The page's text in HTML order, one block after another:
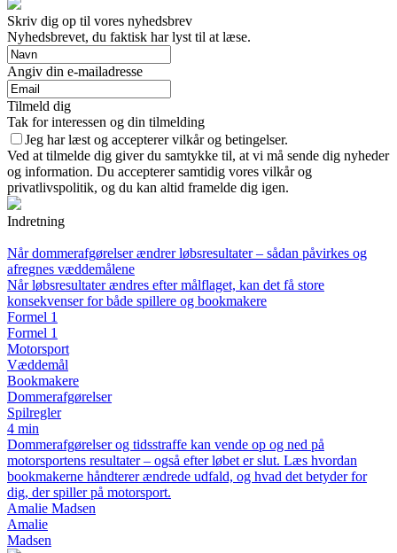
Skriv dig op til vores nyhedsbrev
Nyhedsbrevet, du faktisk har lyst til at læse.
Angiv din e-mailadresse
Tilmeld dig
Tak for interessen og din tilmelding
Jeg har læst og accepterer vilkår og betingelser.
Ved at tilmelde dig giver du samtykke til, at vi må sende dig nyheder
og information. Du accepterer samtidig vores vilkår og
privatlivspolitik, og du kan altid framelde dig igen.
Indretning
Når dommerafgørelser ændrer løbsresultater – sådan påvirkes og
afregnes væddemålene
Når løbsresultater ændres efter målflaget, kan det få store
konsekvenser for både spillere og bookmakere
Formel 1
Formel 1
Motorsport
Væddemål
Bookmakere
Dommerafgørelser
Spilregler
4 min
Dommerafgørelser og tidsstraffe kan vende op og ned på
motorsportens resultater – også efter løbet er slut. Læs hvordan
bookmakerne håndterer ændrede udfald, og hvad det betyder for
dig, der spiller på motorsport.
Amalie Madsen
Amalie
Madsen